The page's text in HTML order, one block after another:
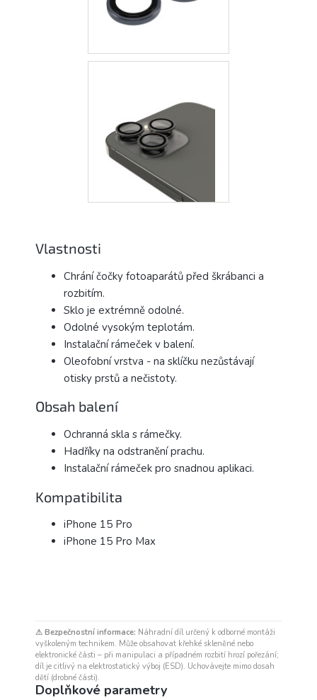
Vlastnosti
Chrání čočky fotoaparátů před škrábanci a
rozbitím.
Sklo je extrémně odolné.
Odolné vysokým teplotám.
Instalační rámeček v balení.
Oleofobní vrstva - na sklíčku nezůstávají
otisky prstů a nečistoty.
Obsah balení
Ochranná skla s rámečky.
Hadříky na odstranění prachu.
Instalační rámeček pro snadnou aplikaci.
Kompatibilita
iPhone 15 Pro
iPhone 15 Pro Max
⚠ Bezpečnostní informace: Náhradní díl určený k odborné montáži
vyškoleným technikem. Může obsahovat křehké skleněné nebo
elektronické části – při manipulaci a případném rozbití hrozí pořezání;
díl je citlivý na elektrostatický výboj (ESD). Uchovávejte mimo dosah
dětí (drobné části).
Doplňkové parametry